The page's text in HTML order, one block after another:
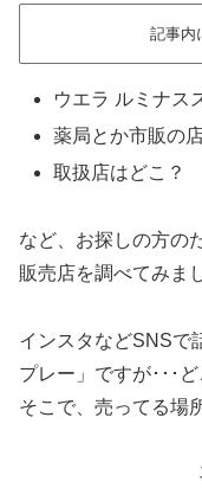
記事内
ウエラ ルミナス
薬局とか市販の
取扱店はどこ？
など、お探しの方の
販売店を調べてみま
インスタなどSNSで
プレー」ですが･･･
そこで、売ってる場